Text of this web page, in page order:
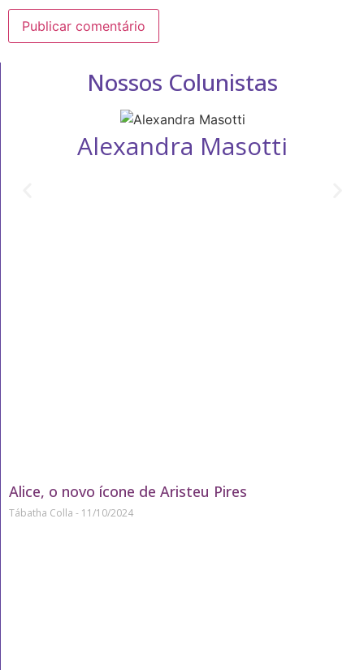
Nossos Colunistas
Alexandra Masotti
Alice, o novo ícone de Aristeu Pires
Tábatha Colla 11/10/2024